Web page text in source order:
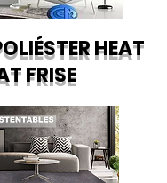
HEAT
FRISE